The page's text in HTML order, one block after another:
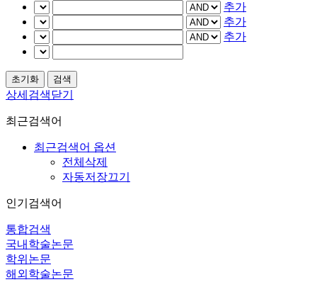
추가
추가
추가
상세검색닫기
최근검색어
최근검색어 옵션
전체삭제
자동저장끄기
인기검색어
통합검색
국내학술논문
학위논문
해외학술논문